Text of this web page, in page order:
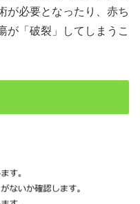
が必要となったり、赤ち
が「破裂」してしまうこ